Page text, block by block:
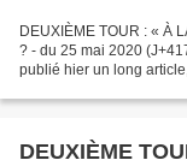
DEUXIÈME TOUR : « À
? - du 25 mai 2020
publié hier un long
DEUXIÈME